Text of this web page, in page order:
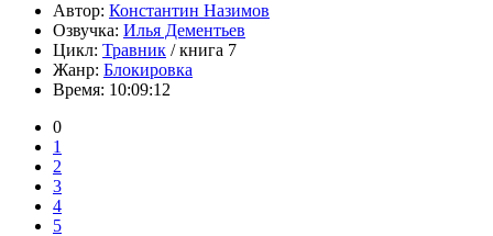
Автор: Константин Назимов
Озвучка: Илья Дементьев
Цикл: Травник / книга 7
Жанр: Блокировка
Время: 10:09:12
0
1
2
3
4
5